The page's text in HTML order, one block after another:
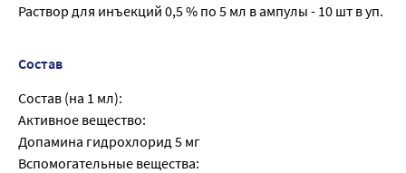
Раствор для инъекций 0,5 % по 5 мл в ампулы - 10 шт в уп.
Состав
Состав (на 1 мл):
Активное вещество:
Допамина гидрохлорид 5 мг
Вспомогательные вещества: